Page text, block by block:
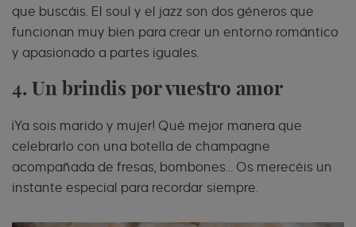
que buscáis. El soul y el jazz son dos géneros que
funcionan muy bien para crear un entorno romántico
y apasionado a partes iguales.
4. Un brindis por vuestro amor
¡Ya sois marido y mujer! Qué mejor manera que
celebrarlo con una botella de champagne
acompañada de fresas, bombones… Os merecéis un
instante especial para recordar siempre.